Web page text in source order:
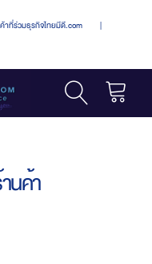
าที่ร่วมธุรกิจไทยมีดี.com |
นค้า